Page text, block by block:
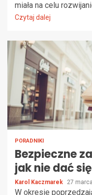
miała na celu
Czytaj dalej
PORADNIKI
Bezpieczne
jak nie dać
Karol Kaczmarek 27
W okresie